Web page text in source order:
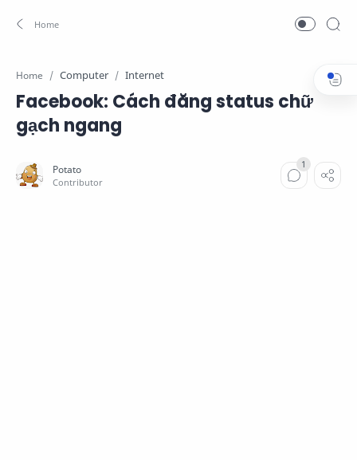
Home Computer Internet
Facebook: Cách đăng status chữ
gạch ngang